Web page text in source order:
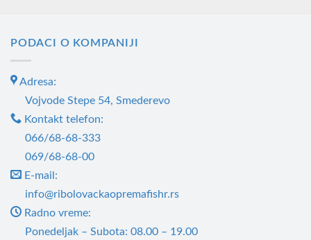
могу
PODACI O KOMPANIJI
Adresa:
Vojvode Stepe 54, Smederevo
Kontakt telefon:
066/68-68-333
069/68-68-00
E-mail:
info@ribolovackaopremafishr.rs
Radno vreme:
Ponedeljak – Subota: 08.00 – 19.00